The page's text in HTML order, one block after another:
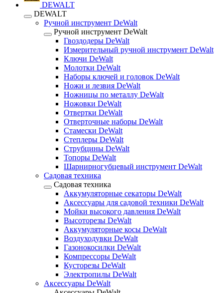
DEWALT
DEWALT
Ручной инструмент DeWalt
Ручной инструмент DeWalt
Гвоздодеры DeWalt
Измерительный ручной инструмент DeWalt
Ключи DeWalt
Молотки DeWalt
Наборы ключей и головок DeWalt
Ножи и лезвия DeWalt
Ножницы по металлу DeWalt
Ножовки DeWalt
Отвертки DeWalt
Отверточные наборы DeWalt
Стамески DeWalt
Степлеры DeWalt
Струбцины DeWalt
Топоры DeWalt
Шарнирногубцевый инструмент DeWalt
Садовая техника
Садовая техника
Аккумуляторные секаторы DeWalt
Аксессуары для садовой техники DeWalt
Мойки высокого давления DeWalt
Высоторезы DeWalt
Аккумуляторные косы DeWalt
Воздуходувки DeWalt
Газонокосилки DeWalt
Компрессоры DeWalt
Кусторезы DeWalt
Электропилы DeWalt
Аксессуары DeWalt